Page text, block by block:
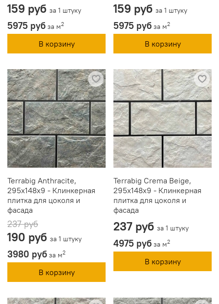
159 руб за 1 штуку
5975 руб за м2
В корзину
159 руб за 1 штуку
5975 руб за м2
В корзину
Terrabig Anthracite,
295x148x9 - Клинкерная
плитка для цоколя и
фасада
237 руб
190 руб за 1 штуку
3980 руб за м2
В корзину
Terrabig Crema Beige,
295x148x9 - Клинкерная
плитка для цоколя и
фасада
237 руб за 1 штуку
4975 руб за м2
В корзину